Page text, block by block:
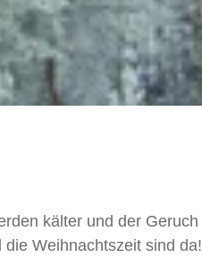
kälter und der Geruch
Weihnachtszeit sind da!